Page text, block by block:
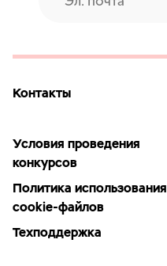
Контакты
Условия проведения
конкурсов
Политика использования
cookie-файлов
Техподдержка